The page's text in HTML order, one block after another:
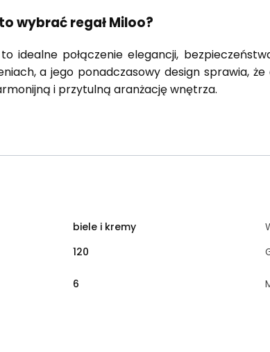
wybrać regał Miloo?
to idealne połączenie elegancji,
a jego ponadczasowy design sprawia,
i przytulną aranżację wnętrza.
biele i kremy
120
6